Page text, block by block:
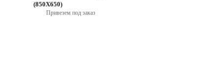
(850Х650)
Привезем под заказ